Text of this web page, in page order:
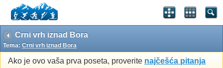
Crni vrh iznad Bora
Tema: Crni vrh iznad Bora
Ako je ovo vaša prva poseta, proverite najčešća pitanja